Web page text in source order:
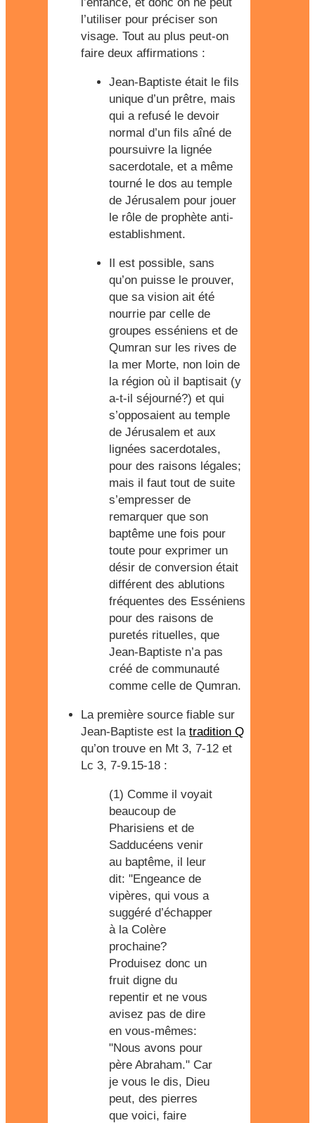
l’utiliser pour préciser son
visage. Tout au plus peut-on
faire deux affirmations :
Jean-Baptiste était le fils
unique d’un prêtre, mais
qui a refusé le devoir
normal d’un fils aîné de
poursuivre la lignée
sacerdotale, et a même
tourné le dos au temple
de Jérusalem pour jouer
le rôle de prophète anti-
establishment.
Il est possible, sans
qu’on puisse le prouver,
que sa vision ait été
nourrie par celle de
groupes esséniens et de
Qumran sur les rives de
la mer Morte, non loin de
la région où il baptisait (y
a-t-il séjourné?) et qui
s’opposaient au temple
de Jérusalem et aux
lignées sacerdotales,
pour des raisons légales;
mais il faut tout de suite
s’empresser de
remarquer que son
baptême une fois pour
toute pour exprimer un
désir de conversion était
différent des ablutions
fréquentes des Esséniens
pour des raisons de
puretés rituelles, que
Jean-Baptiste n’a pas
créé de communauté
comme celle de Qumran.
La première source fiable sur
Jean-Baptiste est la tradition Q
qu’on trouve en Mt 3, 7-12 et
Lc 3, 7-9.15-18 :
(1) Comme il voyait
beaucoup de
Pharisiens et de
Sadducéens venir
au baptême, il leur
dit: "Engeance de
vipères, qui vous a
suggéré d’échapper
à la Colère
prochaine?
Produisez donc un
fruit digne du
repentir et ne vous
avisez pas de dire
en vous-mêmes:
"Nous avons pour
père Abraham." Car
je vous le dis, Dieu
peut, des pierres
que voici, faire